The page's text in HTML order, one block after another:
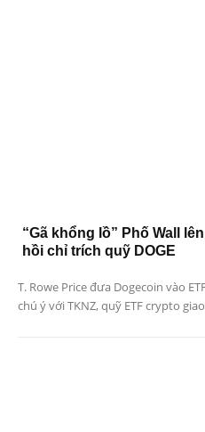
“Gã khổng lồ” Phố Wall
hồi chỉ trích quỹ DOGE
T. Rowe Price đưa Dogecoin vào
chú ý với TKNZ, quỹ ETF crypto